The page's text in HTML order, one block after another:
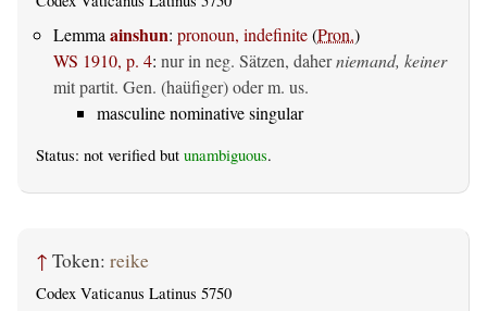
Lemma ainshun: pronoun, indefinite(Pron.)
WS 1910, p. 4: nur in neg. Sätzen, daherniemand, keiner
mit partit. Gen. (haüfiger) oder m. us.
masculine nominative singular
Status: not verified but unambiguous.
↑ Token: reike
Codex Vaticanus Latinus 5750